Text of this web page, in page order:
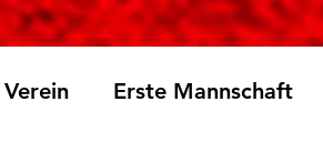
Verein Erste Mannschaft